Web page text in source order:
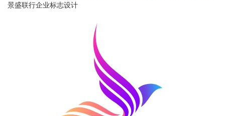
景盛联行企业标志设计